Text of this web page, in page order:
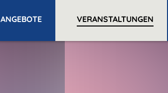
ANGEBOTE VERANSTALTUNGEN